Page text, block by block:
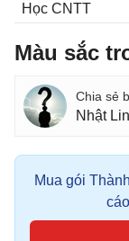
Học CNTT
Màu sắc
Nhật
Mua gói